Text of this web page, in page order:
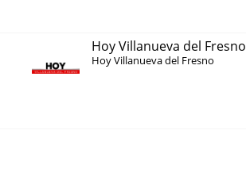
Hoy Villanueva del Fresno
Hoy Villanueva del Fresno